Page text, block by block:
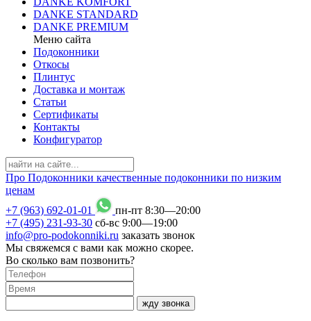
DANKE STANDARD
DANKE PREMIUM
Меню сайта
Подоконники
Откосы
Плинтус
Доставка и монтаж
Статьи
Сертификаты
Контакты
Конфигуратор
Про Подоконники качественные подоконники по низким
ценам
+7 (963) 692-01-01
пн-пт 8:30—20:00
+7 (495) 231-93-30 сб-вс 9:00—19:00
info@pro-podokonniki.ru заказать звонок
Мы свяжемся с вами как можно скорее.
Во сколько вам позвонить?
жду звонка